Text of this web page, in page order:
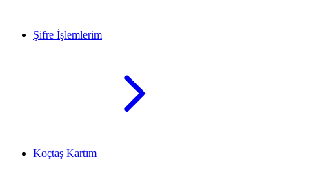
Şifre İşlemlerim
Koçtaş Kartım